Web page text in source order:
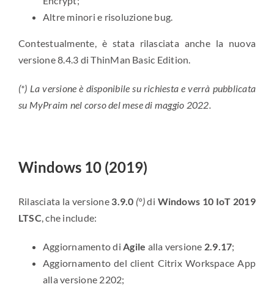
Altre minori e risoluzione bug.
Contestualmente, è stata rilasciata anche la nuova
versione 8.4.3 di ThinMan Basic Edition.
(*) La versione è disponibile su richiesta e verrà pubblicata
su MyPraim nel corso del mese di maggio 2022.
Windows 10 (2019)
Rilasciata la versione 3.9.0 (°)di Windows 10 IoT 2019
LTSC, che include:
Aggiornamento diAgile alla versione 2.9.17;
Aggiornamento del client Citrix Workspace App
alla versione 2202;